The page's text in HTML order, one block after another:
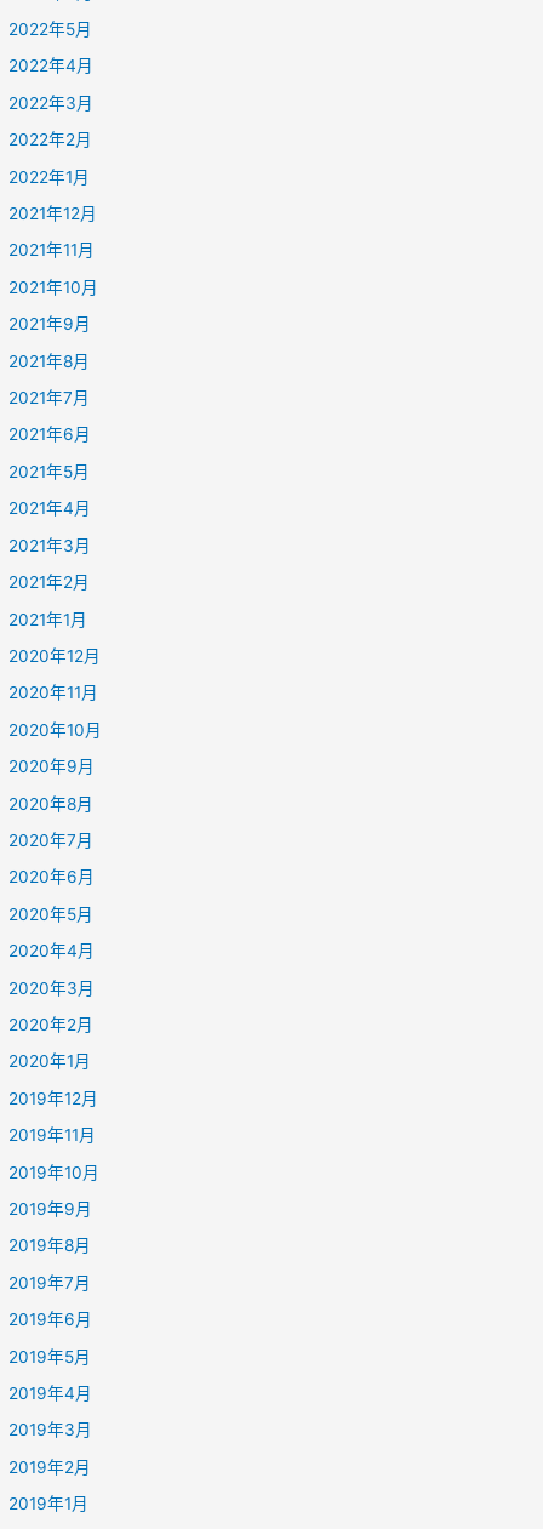
2022年5月
2022年4月
2022年3月
2022年2月
2022年1月
2021年12月
2021年11月
2021年10月
2021年9月
2021年8月
2021年7月
2021年6月
2021年5月
2021年4月
2021年3月
2021年2月
2021年1月
2020年12月
2020年11月
2020年10月
2020年9月
2020年8月
2020年7月
2020年6月
2020年5月
2020年4月
2020年3月
2020年2月
2020年1月
2019年12月
2019年11月
2019年10月
2019年9月
2019年8月
2019年7月
2019年6月
2019年5月
2019年4月
2019年3月
2019年2月
2019年1月